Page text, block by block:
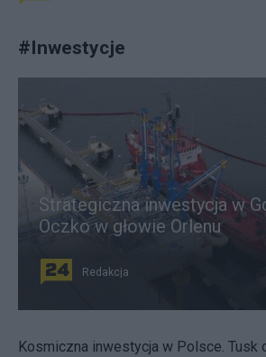
#Inwestycje
Strategiczna inwestycja w
Oczko w głowie Orlenu
Redakcja
Kosmiczna inwestycja w Polsce. Tusk